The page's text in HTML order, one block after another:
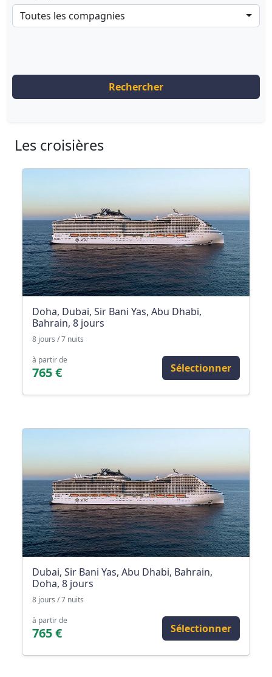
Toutes les compagnies
Rechercher
Les croisières
Doha, Dubai, Sir Bani Yas, Abu Dhabi,
Bahrain, 8 jours
8 jours / 7 nuits
à partir de
765 € Sélectionner
Dubai, Sir Bani Yas, Abu Dhabi, Bahrain,
Doha, 8 jours
8 jours / 7 nuits
à partir de
765 € Sélectionner